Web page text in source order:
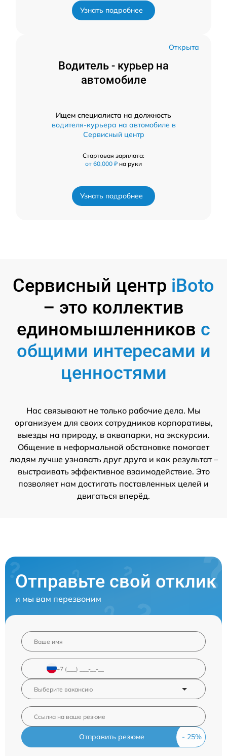
Узнать подробнее
Открыта
Водитель - курьер на
автомобиле
Ищем специалиста на должность
водителя-курьера на автомобиле в
Сервисный центр
Стартовая зарплата:
от 60,000 ₽ на руки
Узнать подробнее
Сервисный центр iBoto
– это коллектив
единомышленников с
общими интересами и
ценностями
Нас связывают не только рабочие дела. Мы
организуем для своих сотрудников корпоративы,
выезды на природу, в аквапарки, на экскурсии.
Общение в неформальной обстановке помогает
людям лучше узнавать друг друга и как результат –
выстраивать эффективное взаимодействие. Это
позволяет нам достигать поставленных целей и
двигаться вперёд.
Отправьте свой отклик
и мы вам перезвоним
Отправить резюме